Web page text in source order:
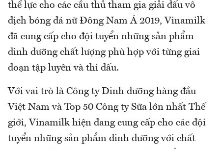
thể lực cho các cầu thủ tham gia giải đấu vô
địch bóng đá nữ Đông Nam Á 2019, Vinamilk
đã cung cấp cho đội tuyển những sản phẩm
dinh dưỡng chất lượng phù hợp với từng giai
đoạn tập luyên và thi đấu.
Với vai trò là Công ty Dinh dưỡng hàng đầu
Việt Nam và Top 50 Công ty Sữa lớn nhất Thế
giới, Vinamilk hiện đang cung cấp cho các đội
tuyển những sản phẩm dinh dưỡng với chất